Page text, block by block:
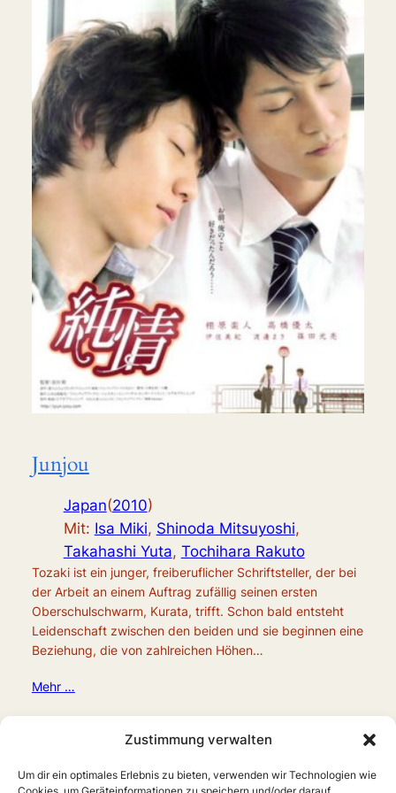
Zustimmung verwalten
Um dir ein optimales Erlebnis zu bieten, verwenden wir Technologien wie
Junjou
Japan(2010)
Mit: Isa Miki, Shinoda Mitsuyoshi,
Takahashi Yuta, Tochihara Rakuto
Tozaki ist ein junger, freiberuflicher Schriftsteller, der bei
der Arbeit an einem Auftrag zufällig seinen ersten
Oberschulschwarm, Kurata, trifft. Schon bald entsteht
Leidenschaft zwischen den beiden und sie beginnen eine
Beziehung, die von zahlreichen Höhen…
Mehr …